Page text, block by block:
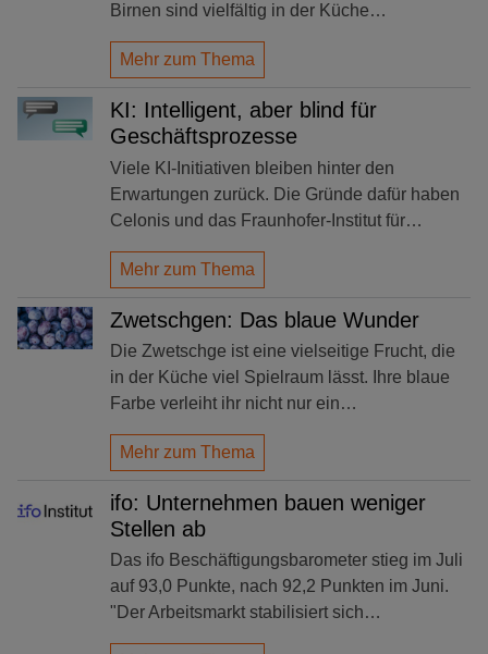
Birnen sind vielfältig in der Küche…
Mehr zum Thema
KI: Intelligent, aber blind für
Geschäftsprozesse
Viele KI-Initiativen bleiben hinter den
Erwartungen zurück. Die Gründe dafür haben
Celonis und das Fraunhofer-Institut für…
Mehr zum Thema
Zwetschgen: Das blaue Wunder
Die Zwetschge ist eine vielseitige Frucht, die
in der Küche viel Spielraum lässt. Ihre blaue
Farbe verleiht ihr nicht nur ein…
Mehr zum Thema
ifo: Unternehmen bauen weniger
Stellen ab
Das ifo Beschäftigungsbarometer stieg im Juli
auf 93,0 Punkte, nach 92,2 Punkten im Juni.
"Der Arbeitsmarkt stabilisiert sich…